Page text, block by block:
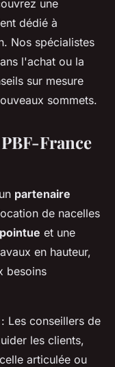
une
dédié à
Nos spécialistes
l'achat ou la
sur mesure
sommets.
France
partenaire
de nacelles
et une
en hauteur,
besoins
: Les conseillers de
les clients,
articulée ou